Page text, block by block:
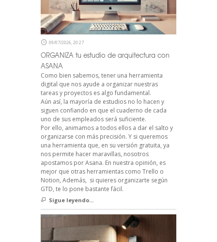
09/07/2026, 20:27
ORGANIZA tu estudio de arquitectura con
ASANA
Como bien sabemos, tener una herramienta
digital que nos ayude a organizar nuestras
tareas y proyectos es algo fundamental.
Aún así, la mayoría de estudios no lo hacen y
siguen confiando en que el cuaderno de cada
uno de sus empleados será suficiente.
Por ello, animamos a todos ellos a dar el salto y
organizarse con más precisión. Y si queremos
una herramienta que, en su versión gratuita, ya
nos permite hacer maravillas, nosotros
apostamos por Asana. En nuestra opinión, es
mejor que otras herramientas como Trello o
Notion, Además, si quieres organizarte según
GTD, te lo pone bastante fácil.
Sigue leyendo...